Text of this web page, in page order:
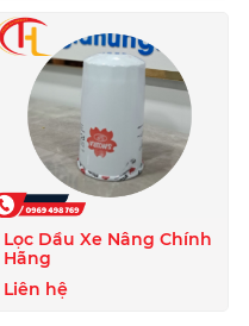
Lọc Dầu Xe Nâng Chính
Hãng
Liên hệ